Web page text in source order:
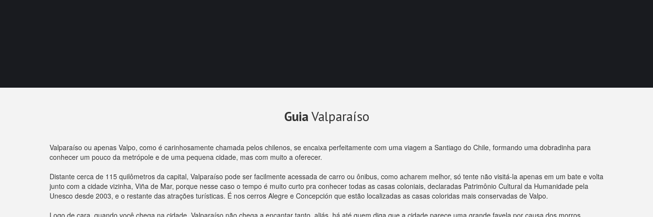
Guia Valparaíso
Valparaíso ou apenas Valpo, como é carinhosamente chamada pelos chilenos, se encaixa perfeitamente com uma viagem a Santiago do Chile, formando uma dobradinha para
conhecer um pouco da metrópole e de uma pequena cidade, mas com muito a oferecer.
Distante cerca de 115 quilômetros da capital, Valparaíso pode ser facilmente acessada de carro ou ônibus, como acharem melhor, só tente não visitá-la apenas em um bate e volta
junto com a cidade vizinha, Viña de Mar, porque nesse caso o tempo é muito curto pra conhecer todas as casas coloniais, declaradas Patrimônio Cultural da Humanidade pela
Unesco desde 2003, e o restante das atrações turísticas. É nos cerros Alegre e Concepción que estão localizadas as casas coloridas mais conservadas de Valpo.
Logo de cara, quando você chega na cidade, Valparaíso não chega a encantar tanto, aliás, há até quem diga que a cidade parece uma grande favela por causa dos morros